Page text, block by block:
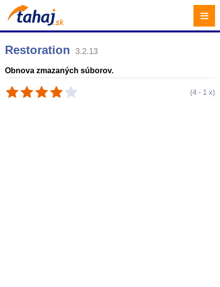
Restoration 3.2.13
Obnova zmazaných súborov.
(4 - 1 x)
≡